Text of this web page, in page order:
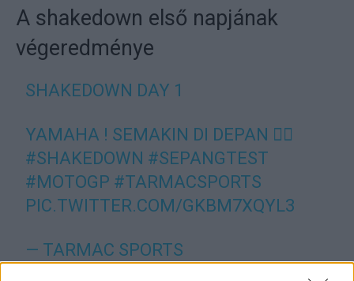
A shakedown első napjának
végeredménye
SHAKEDOWN DAY 1
YAMAHA ! SEMAKIN DI DEPAN ✊🏻
#SHAKEDOWN #SEPANGTEST
#MOTOGP #TARMACSPORTS
PIC.TWITTER.COM/GKBM7XQYL3
— TARMAC SPORTS